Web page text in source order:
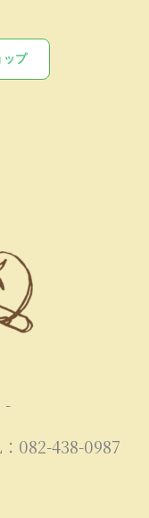
ップ
082-438-0987